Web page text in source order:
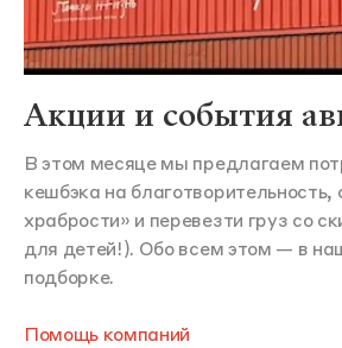
Акции и события
В этом месяце мы предлагаем
кешбэка на благотворительность,
храбрости» и перевезти груз со
для детей!). Обо всем этом — в
подборке.
Помощь компаний